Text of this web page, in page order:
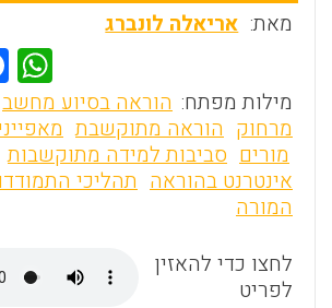
מאת: אריאלה לונברג
h
s
מילות מפתח: הוראה בסיוע מחשב
מרחוק הוראה מתוקשבת
מורים סביבות למידה מתוקשבות
אינטרנט בהוראה תהליכי
המורה
לחצו כדי להאזין
לפריט